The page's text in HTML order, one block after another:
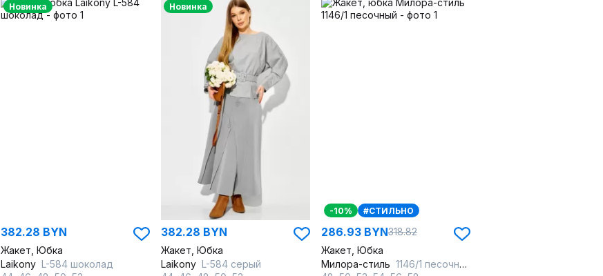
Новинка
382.28 BYN
Жакет, Юбка
Laikony L-584 шоколад
Новинка
382.28 BYN
Жакет, Юбка
Laikony L-584 серый
-10% #СТИЛЬНО
286.93 BYN318.82
Жакет, Юбка
Милора-стиль 1146/1 песочный